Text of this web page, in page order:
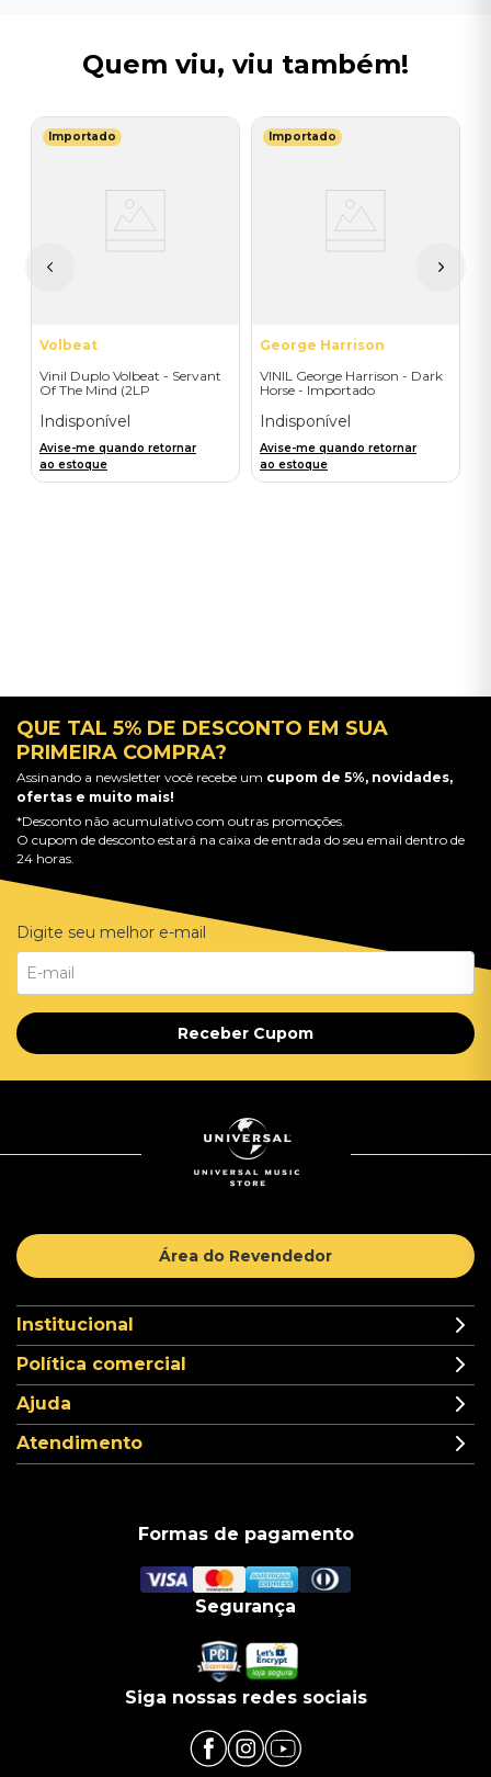
Quem viu, viu também!
Importado
Volbeat
Vinil Duplo Volbeat - Servant
Of The Mind (2LP
Importado
Indisponível
Avise-me quando retornar
ao estoque
Importado
George Harrison
VINIL George Harrison - Dark
Horse - Importado
Indisponível
Avise-me quando retornar
ao estoque
QUE TAL 5% DE DESCONTO EM SUA
PRIMEIRA COMPRA?
Assinando a newsletter você recebe um cupom de 5%, novidades,
ofertas e muito mais!
*Desconto não acumulativo com outras promoções.
O cupom de desconto estará na caixa de entrada do seu email dentro de
24 horas.
Digite seu melhor e-mail
Receber Cupom
Área do Revendedor
Institucional
Política comercial
Ajuda
Atendimento
Formas de pagamento
Segurança
Siga nossas redes sociais